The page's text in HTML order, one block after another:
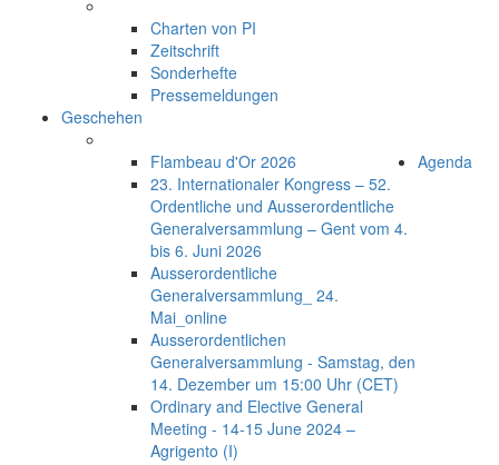
Charten von PI
Zeitschrift
Sonderhefte
Pressemeldungen
Geschehen
Flambeau d'Or 2026
23. Internationaler Kongress – 52.
Ordentliche und Ausserordentliche
Generalversammlung – Gent vom 4.
bis 6. Juni 2026
Ausserordentliche
Generalversammlung_ 24.
Mai_online
Ausserordentlichen
Generalversammlung - Samstag, den
14. Dezember um 15:00 Uhr (CET)
Ordinary and Elective General
Meeting - 14-15 June 2024 –
Agrigento (I)
Agenda